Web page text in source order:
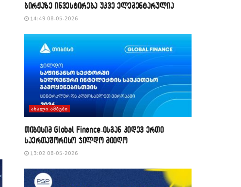
ბირჟაზე ინვესტირება უკვე ელემენტარულია
14:49 08-05-2026
ᲐᲮᲐᲚᲘ ᲐᲛᲑᲔᲑᲘ
თიბისიმ Global Finance-ისგან კიდევ ერთი
საერთაშორისო ჯილდო მიიღო
13:02 08-05-2026